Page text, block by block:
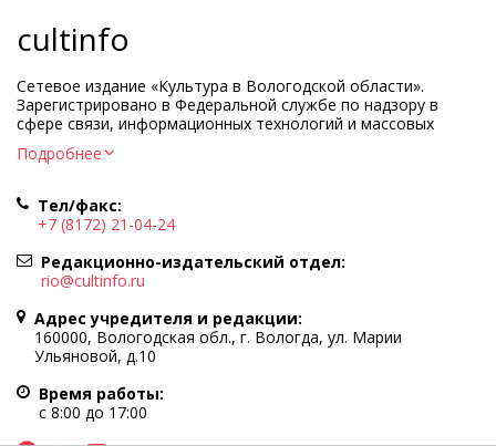
cultinfo
Сетевое издание «Культура в Вологодской области».
Зарегистрировано в Федеральной службе по надзору в
сфере связи, информационных технологий и массовых
Регистрационный номер и дата принятия решения о
Учредитель КУ ВО «Информационно-аналитический центр
культуры»
Адрес учредителя и редакции: 160000, Вологодская обл., г.
Вологда, ул. Марии Ульяновой, д.10
Главный редактор — Легчанова Елена Григорьевна
Политика в отношении обработки персональных данных
При полном или частичном использовании информации
портала гиперссылка на cultinfo.ru обязательна.
Редакция не несет ответственности за достоверность
информации, содержащейся в рекламных объявлениях.
Подробнее
Тел/факс:
+7 (8172) 21-04-24
Редакционно-издательский отдел:
rio@cultinfo.ru
Адрес учредителя и редакции:
160000, Вологодская обл., г. Вологда, ул. Марии
Ульяновой, д.10
Время работы:
с 8:00 до 17:00